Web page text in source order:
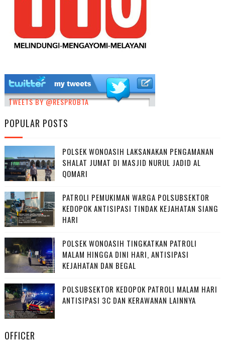
TWEETS BY @RESPROBTA
POPULAR POSTS
POLSEK WONOASIH LAKSANAKAN PENGAMANAN
SHALAT JUMAT DI MASJID NURUL JADID AL
QOMARI
PATROLI PEMUKIMAN WARGA POLSUBSEKTOR
KEDOPOK ANTISIPASI TINDAK KEJAHATAN SIANG
HARI
POLSEK WONOASIH TINGKATKAN PATROLI
MALAM HINGGA DINI HARI, ANTISIPASI
KEJAHATAN DAN BEGAL
POLSUBSEKTOR KEDOPOK PATROLI MALAM HARI
ANTISIPASI 3C DAN KERAWANAN LAINNYA
OFFICER